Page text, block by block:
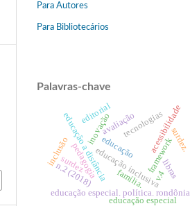
Para Autores
Para Bibliotecários
Palavras-chave
educação
educação a distânciaeducação inclusiva
acessibilidade
framework
educação especial. política. rondônia.
tecnologias
inovaçãoavaliação
pedagogia
editorial
v.4
n.2 (2018) libras
família.
educação especial
surdez.
inclusãosurdez